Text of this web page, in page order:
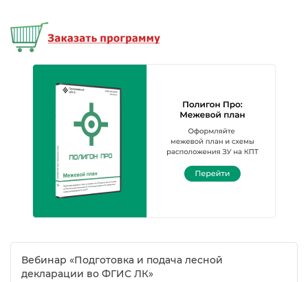
ебинар «Подготовка и подача лесной
декларации во ФГИС ЛК»